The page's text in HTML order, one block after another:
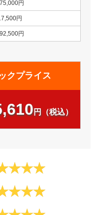
円
円
円
クプライス
円（税込）